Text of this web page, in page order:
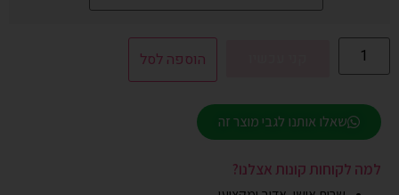
הוספה לסל
שאלו אותנו לגבי מוצר זה
למה לקוחות קונות אצלנו?